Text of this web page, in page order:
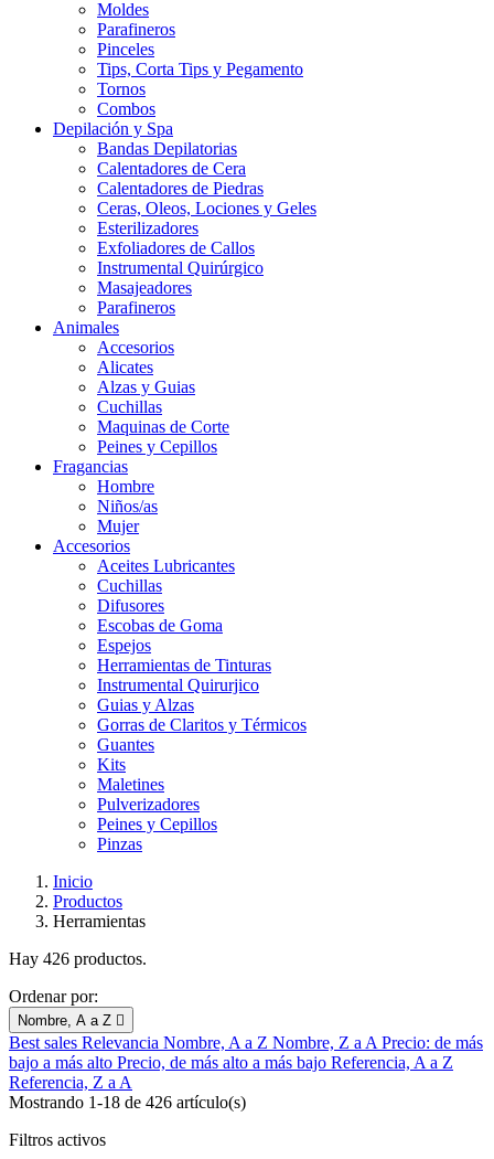
Moldes
Parafineros
Pinceles
Tips, Corta Tips y Pegamento
Tornos
Combos
Depilación y Spa
Bandas Depilatorias
Calentadores de Cera
Calentadores de Piedras
Ceras, Oleos, Lociones y Geles
Esterilizadores
Exfoliadores de Callos
Instrumental Quirúrgico
Masajeadores
Parafineros
Animales
Accesorios
Alicates
Alzas y Guias
Cuchillas
Maquinas de Corte
Peines y Cepillos
Fragancias
Hombre
Niños/as
Mujer
Accesorios
Aceites Lubricantes
Cuchillas
Difusores
Escobas de Goma
Espejos
Herramientas de Tinturas
Instrumental Quirurjico
Guias y Alzas
Gorras de Claritos y Térmicos
Guantes
Kits
Maletines
Pulverizadores
Peines y Cepillos
Pinzas
Inicio
Productos
Herramientas
Hay 426 productos.
Ordenar por:
Nombre, A a Z 
Best sales Relevancia Nombre, A a Z Nombre, Z a A Precio: de más
bajo a más alto Precio, de más alto a más bajo Referencia, A a Z
Referencia, Z a A
Mostrando 1-18 de 426 artículo(s)
Filtros activos